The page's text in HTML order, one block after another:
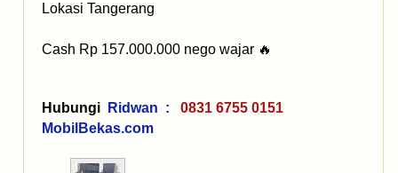
Lokasi Tangerang
Cash Rp 157.000.000 nego wajar 🔥
Hubungi Ridwan :
0831 6755 0151
MobilBekas.com